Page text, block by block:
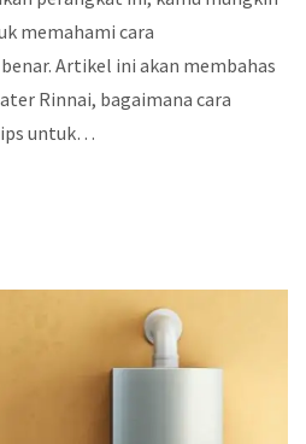
memahami cara
Artikel ini akan membahas
Rinnai, bagaimana cara
untuk…